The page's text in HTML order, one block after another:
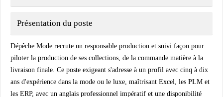
Présentation du poste
Dépêche Mode recrute un responsable production et suivi façon pour
piloter la production de ses collections, de la commande matière à la
livraison finale. Ce poste exigeant s'adresse à un profil avec cinq à dix
ans d'expérience dans la mode ou le luxe, maîtrisant Excel, les PLM et
les ERP, avec un anglais professionnel impératif et une disponibilité